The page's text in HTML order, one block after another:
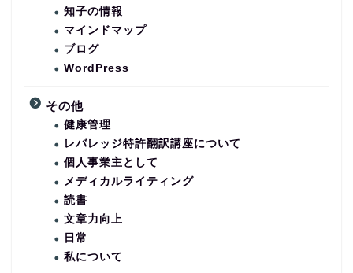
知子の情報
マインドマップ
ブログ
WordPress
その他
健康管理
レバレッジ特許翻訳講座について
個人事業主として
メディカルライティング
読書
文章力向上
日常
私について